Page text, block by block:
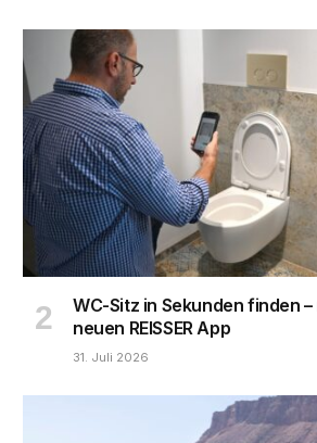
WC-Sitz in Sekunden finden
neuen REISSER App
31. Juli 2026